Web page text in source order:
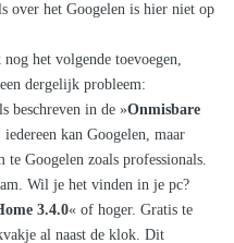
over het Googelen is hier niet op
het volgende toevoegen,
dergelijk probleem:
beschreven in de »Onmisbare
kan Googelen, maar
te Googelen zoals professionals.
Wil je het vinden in je pc?
3.4.0« of hoger. Gratis te
al naast de klok. Dit